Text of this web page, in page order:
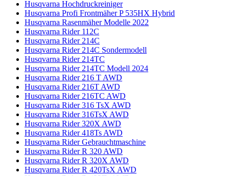
Husqvarna Hochdruckreiniger
Husqvarna Profi Frontmäher P 535HX Hybrid
Husqvarna Rasenmäher Modelle 2022
Husqvarna Rider 112C
Husqvarna Rider 214C
Husqvarna Rider 214C Sondermodell
Husqvarna Rider 214TC
Husqvarna Rider 214TC Modell 2024
Husqvarna Rider 216 T AWD
Husqvarna Rider 216T AWD
Husqvarna Rider 216TC AWD
Husqvarna Rider 316 TsX AWD
Husqvarna Rider 316TsX AWD
Husqvarna Rider 320X AWD
Husqvarna Rider 418Ts AWD
Husqvarna Rider Gebrauchtmaschine
Husqvarna Rider R 320 AWD
Husqvarna Rider R 320X AWD
Husqvarna Rider R 420TsX AWD